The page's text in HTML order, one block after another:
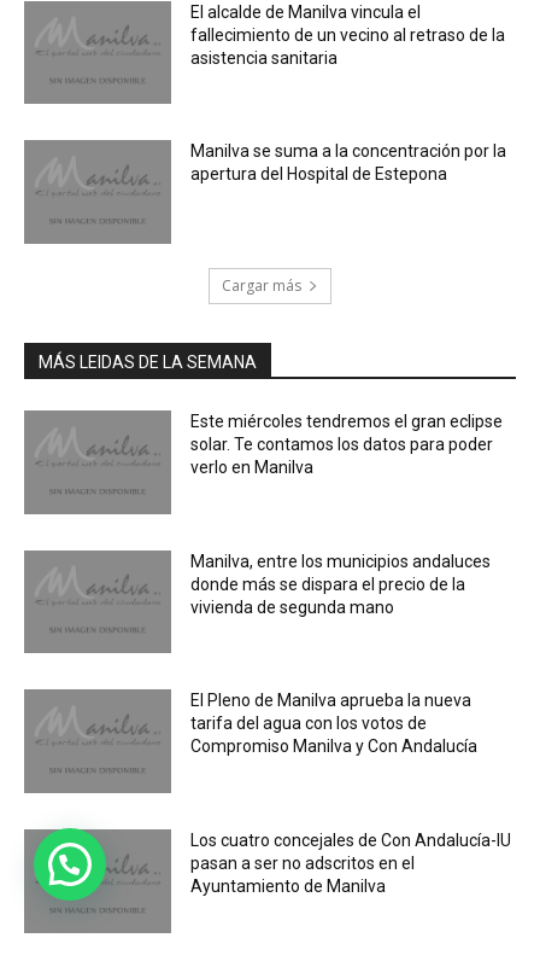
El alcalde de Manilva vincula el
fallecimiento de un vecino al retraso de la
asistencia sanitaria
Manilva se suma a la concentración por la
apertura del Hospital de Estepona
Cargar más
MÁS LEIDAS DE LA SEMANA
Este miércoles tendremos el gran eclipse
solar. Te contamos los datos para poder
verlo en Manilva
Manilva, entre los municipios andaluces
donde más se dispara el precio de la
vivienda de segunda mano
El Pleno de Manilva aprueba la nueva
tarifa del agua con los votos de
Compromiso Manilva y Con Andalucía
Los cuatro concejales de Con Andalucía-IU
pasan a ser no adscritos en el
Ayuntamiento de Manilva